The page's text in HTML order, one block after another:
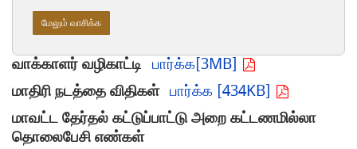
மேலும் வாசிக்க
வாக்காளர் வழிகாட்டி பார்க்க[3MB]
மாதிரி நடத்தை விதிகள் பார்க்க [434KB]
மாவட்ட தேர்தல் கட்டுப்பாட்டு அறை கட்டணமில்லா
தொலைபேசி எண்கள்